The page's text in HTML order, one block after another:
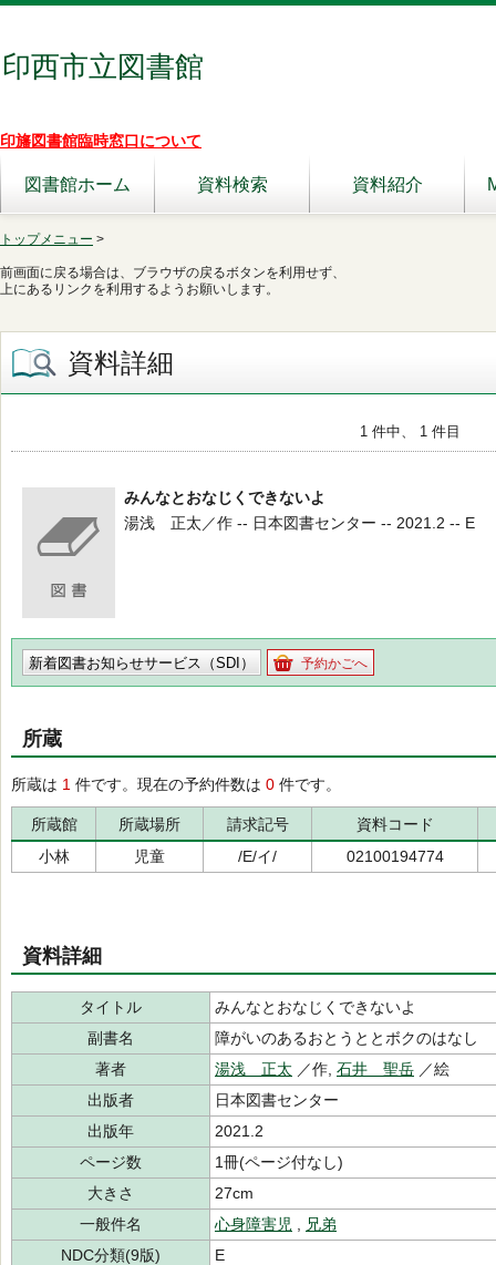
印西市立図書館
印旛図書館臨時窓口について
図書館ホーム 資料検索 資料紹介
トップメニュー >
前画面に戻る場合は、ブラウザの戻るボタンを利用せず、
上にあるリンクを利用するようお願いします。
資料詳細
1 件中、 1 件目
みんなとおなじくできないよ
湯浅 正太／作 -- 日本図書センター -- 2021.2 -- E
新着図書お知らせサービス（SDI） 予約かごへ
所蔵
所蔵は 1 件です。現在の予約件数は 0 件です。
所蔵館 所蔵場所 請求記号
資料コード
小林
児童 /E/イ/ 02100194774
資料詳細
タイトル
みんなとおなじくできないよ
副書名
障がいのあるおとうととボクのはなし
著者
湯浅 正太 ／作, 石井 聖岳 ／絵
出版者
日本図書センター
出版年
2021.2
ページ数
1冊(ページ付なし)
大きさ
27cm
一般件名
心身障害児
兄弟
NDC分類(9版)
E